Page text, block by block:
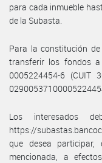
para cada inmueble
de la Subasta.
Para la constitución
transferir los fondos
0005224454-6 (CUIT
Los interesados
https://
que desea participar,
mencionada, a